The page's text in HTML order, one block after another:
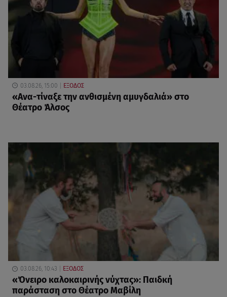
03.08.26, 15:00 ΕΞΟΔΟΣ
«Ανα-τίναξε την ανθισμένη αμυγδαλιά» στο
Θέατρο Άλσος
03.08.26, 10:43 ΕΞΟΔΟΣ
«Όνειρο καλοκαιρινής νύχτας»: Παιδκή
παράσταση στο Θέατρο Μαβίλη